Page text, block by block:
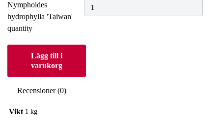
Nymphoides
hydrophylla 'Taiwan'
quantity
Lägg till i
varukorg
Recensioner (0)
Vikt 1 kg